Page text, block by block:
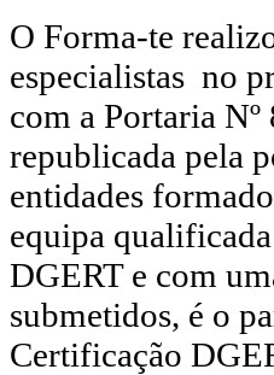
O Forma-te
especialistas no
com a Portaria
republicada pela
entidades
equipa
DGERT e com
submetidos, é o
Certificação